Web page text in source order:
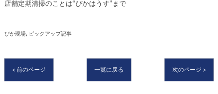
店舗定期清掃のことは“ぴかはうす”まで
ぴか現場 ピックアップ記事
< 前のページ 一覧に戻る 次のページ >